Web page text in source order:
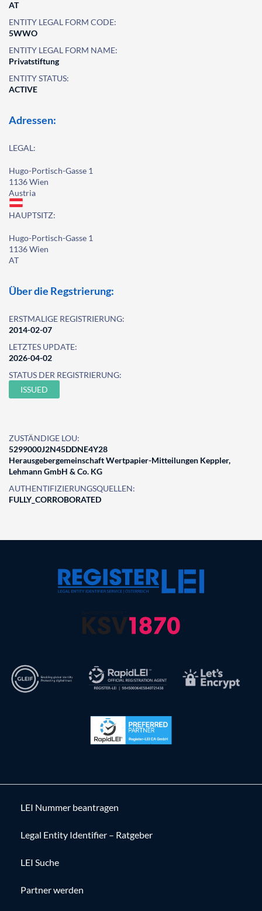
AT
ENTITY LEGAL FORM CODE:
5WWO
ENTITY LEGAL FORM NAME:
Privatstiftung
ENTITY STATUS:
ACTIVE
Adressen:
LEGAL:
Hugo-Portisch-Gasse 1
1136 Wien
Austria
HAUPTSITZ:
Hugo-Portisch-Gasse 1
1136 Wien
AT
Über die Regstrierung:
ERSTMALIGE REGISTRIERUNG:
2014-02-07
LETZTES UPDATE:
2026-04-02
STATUS DER REGISTRIERUNG:
ISSUED
ZUSTÄNDIGE LOU:
5299000J2N45DDNE4Y28
Herausgebergemeinschaft Wertpapier-Mitteilungen Keppler,
Lehmann GmbH & Co. KG
AUTHENTIFIZIERUNGSQUELLEN:
FULLY_CORROBORATED
LEI Nummer beantragen
Legal Entity Identifier – Ratgeber
LEI Suche
Partner werden